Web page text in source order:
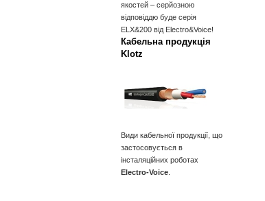
якостей – серйозною
відповіддю буде серія
ELX&200 від Electro&Voice!
Кабельна продукція
Klotz
Види кабельної продукції, що
застосовується в
інсталяційних роботах
Electro-Voice